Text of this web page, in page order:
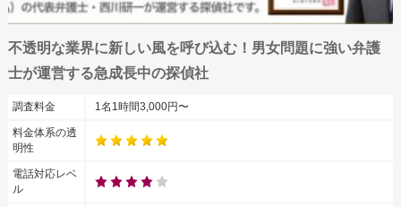
不透明な業界に新しい風を呼び込む！男女問題に強い弁護
士が運営する急成長中の探偵社
調査料金 1名1時間3,000円〜
料金体系の透
明性
電話対応レベ
ル